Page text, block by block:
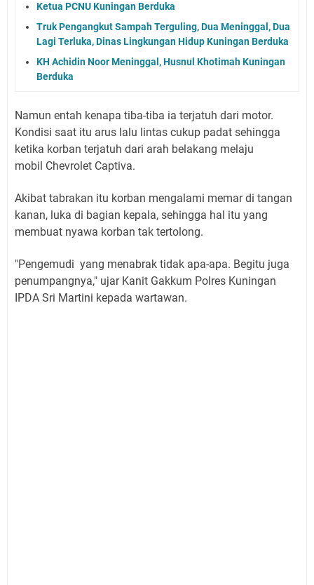
Ketua PCNU Kuningan Berduka
Truk Pengangkut Sampah Terguling, Dua Meninggal, Dua
Lagi Terluka, Dinas Lingkungan Hidup Kuningan Berduka
KH Achidin Noor Meninggal, Husnul Khotimah Kuningan
Berduka
Namun entah kenapa tiba-tiba ia terjatuh dari motor.
Kondisi saat itu arus lalu lintas cukup padat sehingga
ketika korban terjatuh dari arah belakang melaju
mobil Chevrolet Captiva.
Akibat tabrakan itu korban mengalami memar di tangan
kanan, luka di bagian kepala, sehingga hal itu yang
membuat nyawa korban tak tertolong.
"Pengemudi yang menabrak tidak apa-apa. Begitu juga
penumpangnya," ujar Kanit Gakkum Polres Kuningan
IPDA Sri Martini kepada wartawan.